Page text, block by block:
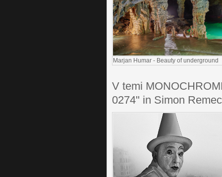
Marjan Humar - Beauty of underground
V temi
0274" in Simon